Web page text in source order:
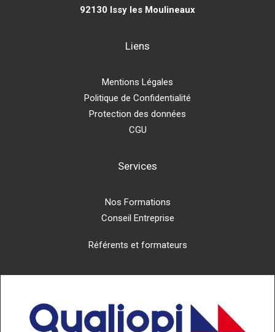
92130 Issy les Moulineaux
Liens
Mentions Légales
Politique de Confidentialité
Protection des données
CGU
Services
Nos Formations
Conseil Entreprise
Référents et formateurs